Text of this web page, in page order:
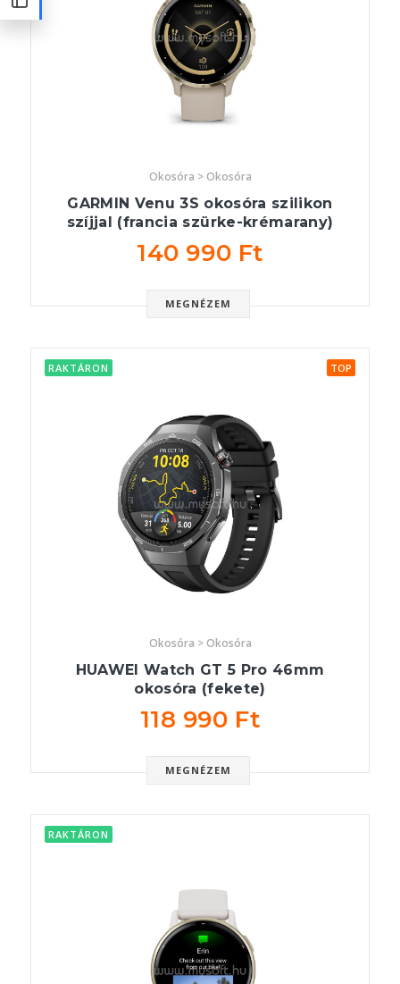
Okosóra > Okosóra
GARMIN Venu 3S okosóra szilikon
szíjjal (francia szürke-krémarany)
140 990 Ft
MEGNÉZEM
RAKTÁRON TOP
Okosóra > Okosóra
HUAWEI Watch GT 5 Pro 46mm
okosóra (fekete)
118 990 Ft
MEGNÉZEM
RAKTÁRON